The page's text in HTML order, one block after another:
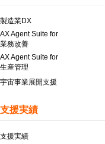
製造業DX
AX Agent Suite for
業務改善
AX Agent Suite for
生産管理
宇宙事業展開支援
支援実績
支援実績